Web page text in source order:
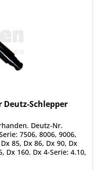
Schlepper
Deutz-Nr.
7506, 8006, 9006,
85, Dx 86, Dx 90, Dx
Dx 160. Dx 4-Serie: 4.10,